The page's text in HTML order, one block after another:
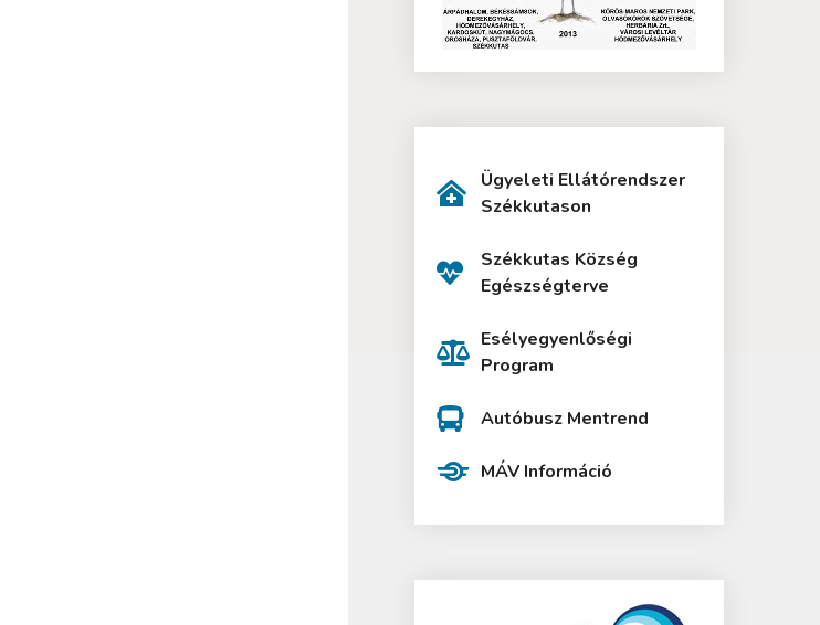
Ügyeleti Ellátórendszer
Székkutason
Székkutas Község
Egészségterve
Esélyegyenlőségi
Program
Autóbusz Mentrend
MÁV Információ